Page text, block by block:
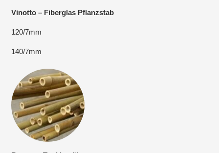
Vinotto – Fiberglas Pflanzstab
120/7mm
140/7mm